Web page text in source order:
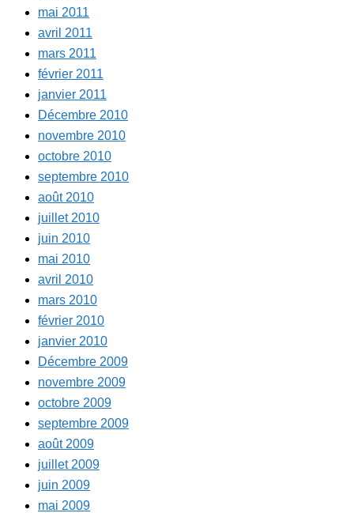
mai 2011
avril 2011
mars 2011
février 2011
janvier 2011
Décembre 2010
novembre 2010
octobre 2010
septembre 2010
août 2010
juillet 2010
juin 2010
mai 2010
avril 2010
mars 2010
février 2010
janvier 2010
Décembre 2009
novembre 2009
octobre 2009
septembre 2009
août 2009
juillet 2009
juin 2009
mai 2009